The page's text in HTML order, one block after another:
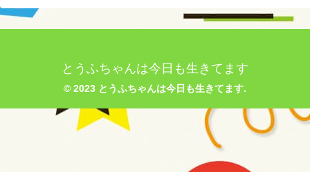
とうふちゃんは今日も生きてます
© 2023 とうふちゃんは今日も生きてます.